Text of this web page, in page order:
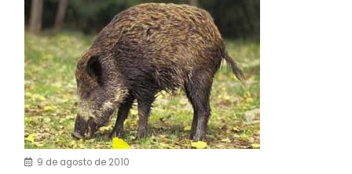
9 de agosto de 2010